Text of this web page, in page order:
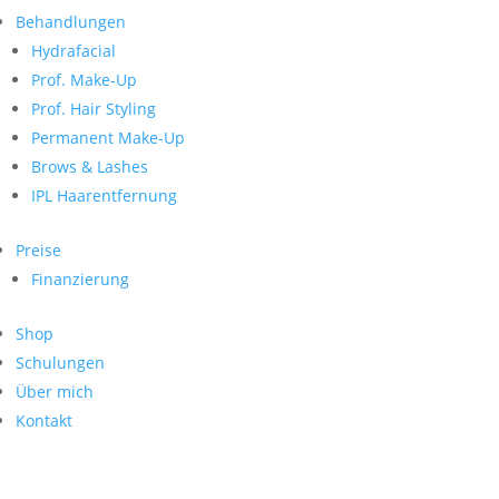
Behandlungen
Hydrafacial
Prof. Make-Up
Prof. Hair Styling
Permanent Make-Up
Brows & Lashes
IPL Haarentfernung
Preise
Finanzierung
Shop
Schulungen
Über mich
Kontakt
nach:
Neueste Kommentare
Archiv
Kategorien
Keine Kategorien
Meta
Anmelden
Feed der Einträge
WordPress.org
Search
nach:
Archive
Kontakt
Impressum
Datenschutz